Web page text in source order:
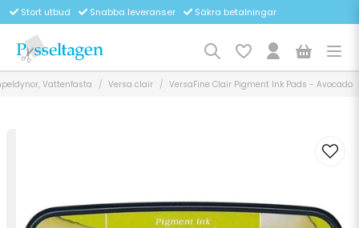
Stort utbud Snabba leveranser Säkra betalningar
Vattenfasta Versa clair VersaFine Clair Pigment Ink Pads - Avocado